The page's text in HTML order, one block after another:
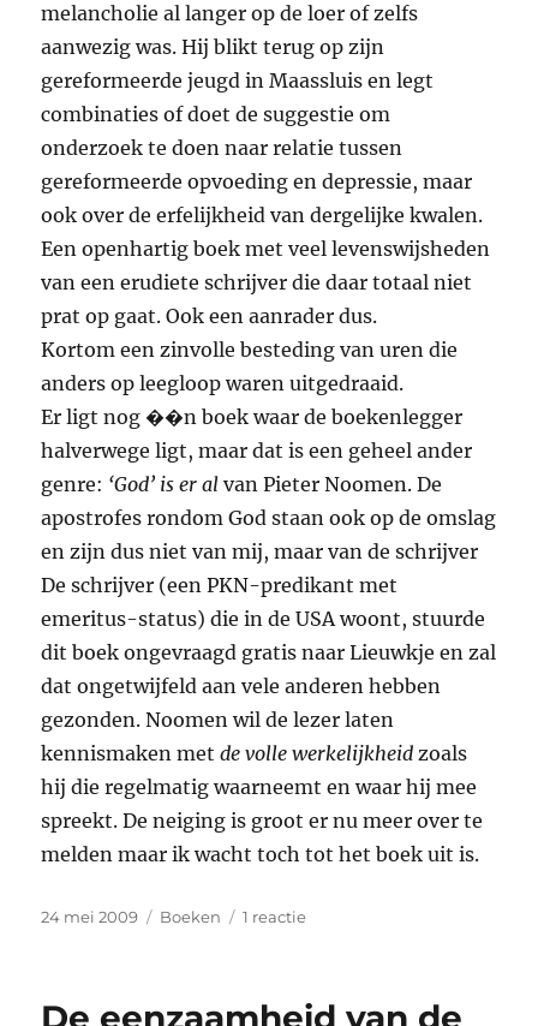
melancholie al langer op de loer of zelfs
aanwezig was. Hij blikt terug op zijn
gereformeerde jeugd in Maassluis en legt
combinaties of doet de suggestie om
onderzoek te doen naar relatie tussen
gereformeerde opvoeding en depressie, maar
ook over de erfelijkheid van dergelijke kwalen.
Een openhartig boek met veel levenswijsheden
van een erudiete schrijver die daar totaal niet
prat op gaat. Ook een aanrader dus.
Kortom een zinvolle besteding van uren die
anders op leegloop waren uitgedraaid.
Er ligt nog ��n boek waar de boekenlegger
halverwege ligt, maar dat is een geheel ander
genre: ‘God’ is er al van Pieter Noomen. De
apostrofes rondom God staan ook op de omslag
en zijn dus niet van mij, maar van de schrijver
De schrijver (een PKN-predikant met
emeritus-status) die in de USA woont, stuurde
dit boek ongevraagd gratis naar Lieuwkje en zal
dat ongetwijfeld aan vele anderen hebben
gezonden. Noomen wil de lezer laten
kennismaken metde volle werkelijkheid zoals
hij die regelmatig waarneemt en waar hij mee
spreekt. De neiging is groot er nu meer over te
melden maar ik wacht toch tot het boek uit is.
Geplaatst
24 mei 2009 Categorieën
Boeken 1 reactieop
Koch
De eenzaamheid van de